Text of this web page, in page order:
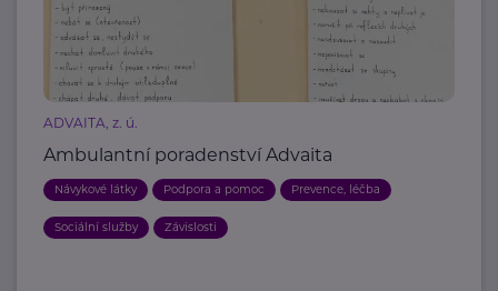
ADVAITA, z. ú.
Ambulantní poradenství Advaita
Návykové látky Podpora a pomoc Prevence, léčba
Sociální služby Závislosti